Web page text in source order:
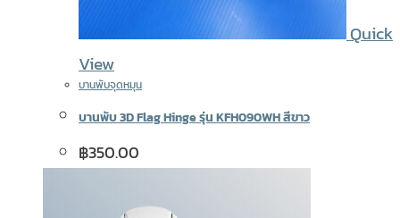
Quick
View
บานพับจุดหมุน
บานพับ 3D Flag Hinge รุ่น KFH090WH สีขาว
฿350.00